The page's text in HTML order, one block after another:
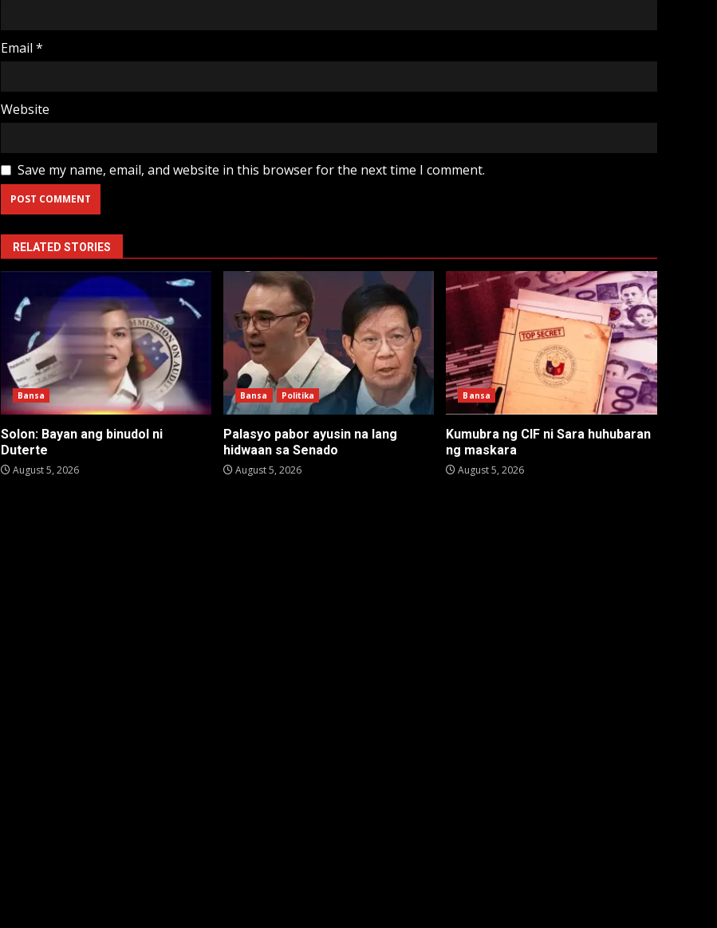
Email *
Website
Save my name, email, and website in this browser for the next time I comment.
RELATED STORIES
Bansa
Solon: Bayan ang binudol ni
Duterte
August 5, 2026
Bansa Politika
Palasyo pabor ayusin na lang
hidwaan sa Senado
August 5, 2026
Bansa
Kumubra ng CIF ni Sara huhubaran
ng maskara
August 5, 2026